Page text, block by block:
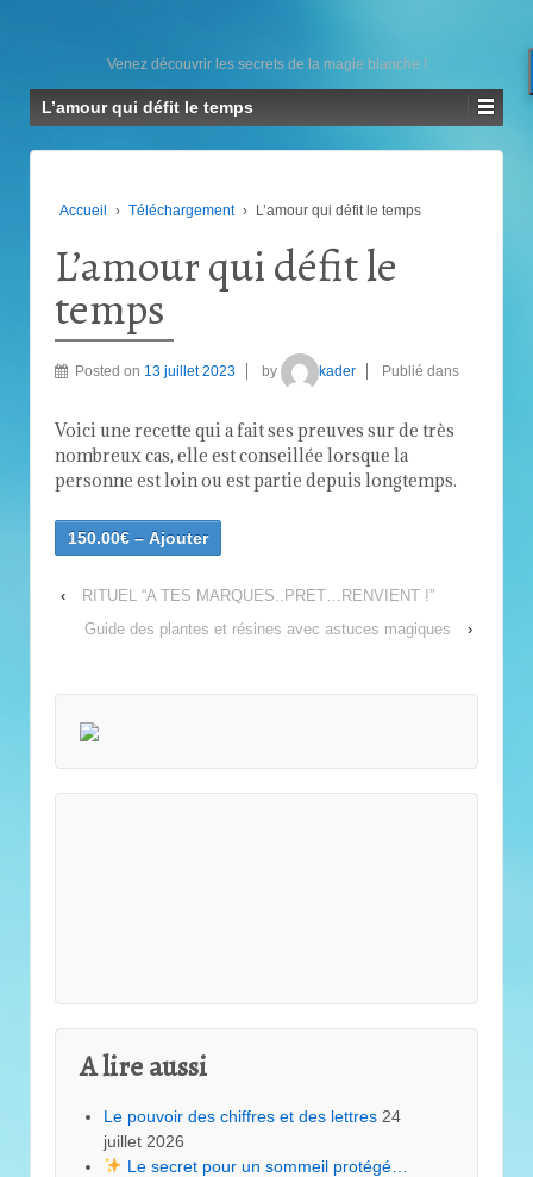
Venez découvrir les secrets de la magie blanche !
L’amour qui défit le temps
Accueil › Téléchargement › L’amour qui défit le temps
L’amour qui défit le
temps
Posted on 13 juillet 2023 by kader Publié dans
Voici une recette qui a fait ses preuves sur de très
nombreux cas, elle est conseillée lorsque la
personne est loin ou est partie depuis longtemps.
150.00€ – Ajouter
‹
RITUEL “A TES MARQUES..PRET…RENVIENT !”
Guide des plantes et résines avec astuces magiques
›
A lire aussi
Le pouvoir des chiffres et des lettres 24
juillet 2026
Le secret pour un sommeil protégé…